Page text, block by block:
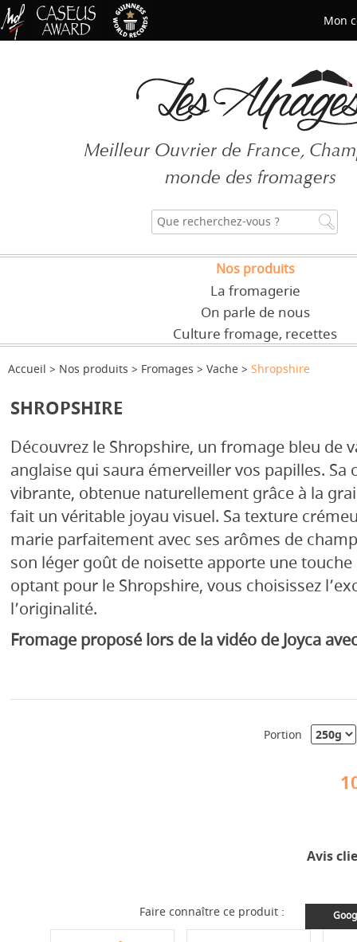
Meilleur Ouvrier de France,
monde des fromagers
Nos produits
La fromagerie
On parle de nous
Culture fromage, recettes
Accueil Nos produits Fromages Vache Shropshire
SHROPSHIRE
Découvrez le Shropshire, un fromage bleu de
anglaise qui saura émerveiller vos papilles. Sa
vibrante, obtenue naturellement grâce à la
fait un véritable joyau visuel. Sa texture
marie parfaitement avec ses arômes de
son léger goût de noisette apporte une
optant pour le Shropshire, vous choisissez
l’originalité.
Fromage proposé lors de la vidéo de Joyca
Portion
Avis
Faire connaître ce produit :
Mon
Mot de passe oublié ?
CRÉER UN